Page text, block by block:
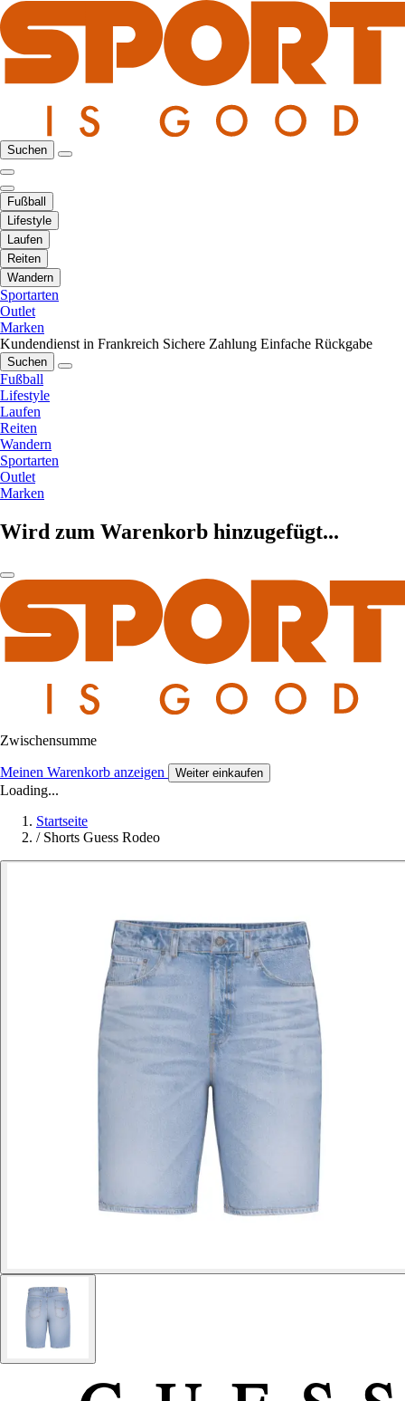
Suchen
Fußball
Lifestyle
Laufen
Reiten
Wandern
Sportarten
Outlet
Marken
Kundendienst in Frankreich Sichere Zahlung Einfache Rückgabe
Suchen
Fußball
Lifestyle
Laufen
Reiten
Wandern
Sportarten
Outlet
Marken
Wird zum Warenkorb hinzugefügt...
Zwischensumme
Meinen Warenkorb anzeigen Weiter einkaufen
Loading...
Startseite
/ Shorts Guess Rodeo